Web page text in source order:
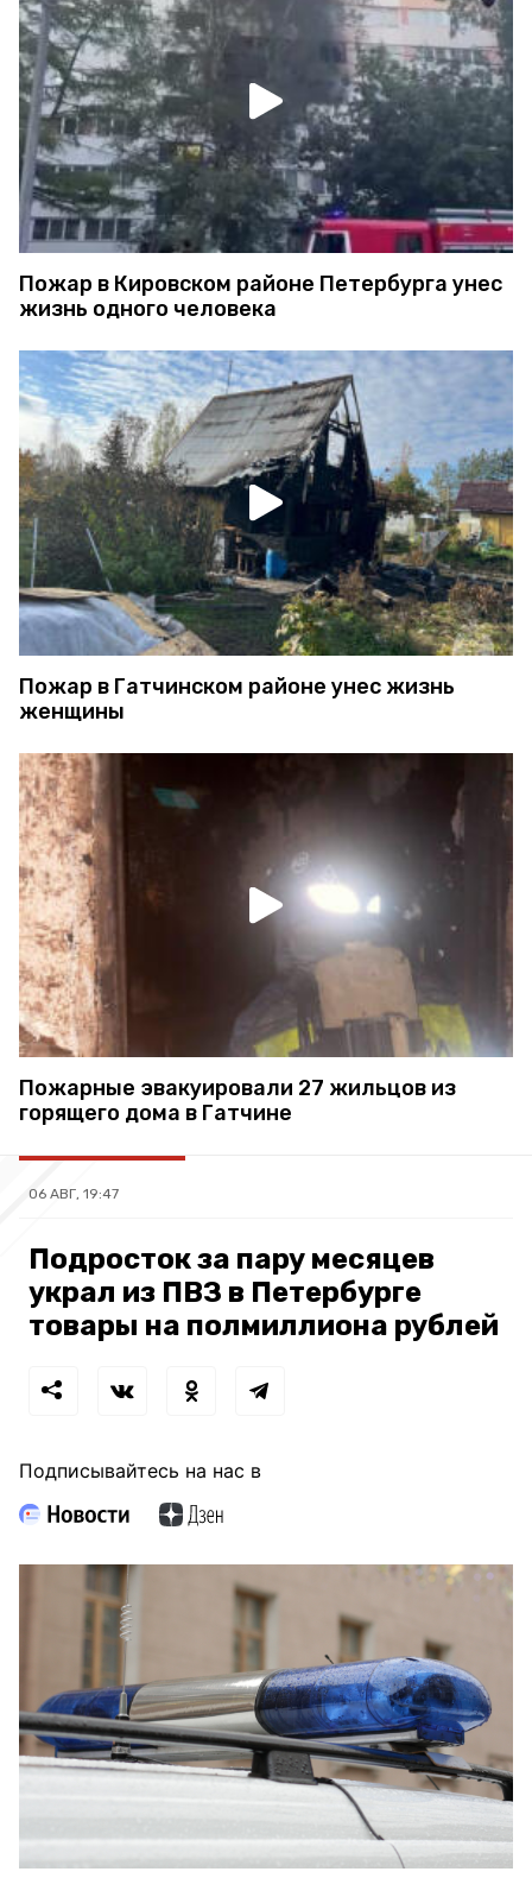
Пожар в Кировском районе Петербурга унес
жизнь одного человека
Пожар в Гатчинском районе унес жизнь
женщины
Пожарные эвакуировали 27 жильцов из
горящего дома в Гатчине
06 АВГ, 19:47
Подросток за пару месяцев
украл из ПВЗ в Петербурге
товары на полмиллиона рублей
Подписывайтесь на нас в